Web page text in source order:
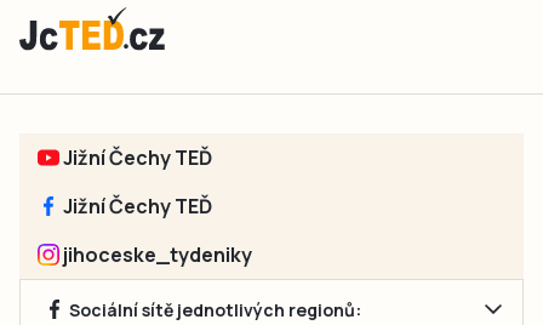
Jižní Čechy TEĎ
Jižní Čechy TEĎ
jihoceske_tydeniky
Sociální sítě jednotlivých regionů: